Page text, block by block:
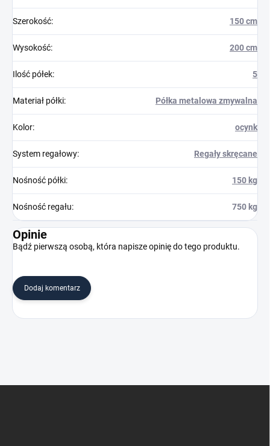
Szerokość: 150 cm
Wysokość: 200 cm
Ilość półek: 5
Materiał półki: Półka metalowa zmywalna
Kolor: ocynk
System regałowy: Regały skręcane
Nośność półki: 150 kg
Nośność regału: 750 kg
Opinie
Bądź pierwszą osobą, która napisze opinię do tego produktu.
Dodaj komentarz